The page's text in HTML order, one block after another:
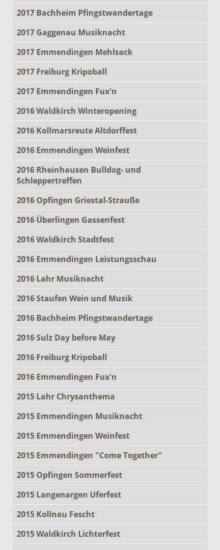
2017 Bachheim Pfingstwandertage
2017 Gaggenau Musiknacht
2017 Emmendingen Mehlsack
2017 Freiburg Kripoball
2017 Emmendingen Fux'n
2016 Waldkirch Winteropening
2016 Kollmarsreute Altdorffest
2016 Emmendingen Weinfest
2016 Rheinhausen Bulldog- und
Schleppertreffen
2016 Opfingen Griestal-Strauße
2016 Überlingen Gassenfest
2016 Waldkirch Stadtfest
2016 Emmendingen Leistungsschau
2016 Lahr Musiknacht
2016 Staufen Wein und Musik
2016 Bachheim Pfingstwandertage
2016 Sulz Day before May
2016 Freiburg Kripoball
2016 Emmendingen Fux'n
2015 Lahr Chrysanthema
2015 Emmendingen Musiknacht
2015 Emmendingen Weinfest
2015 Emmendingen "Come Together"
2015 Opfingen Sommerfest
2015 Langenargen Uferfest
2015 Kollnau Fescht
2015 Waldkirch Lichterfest